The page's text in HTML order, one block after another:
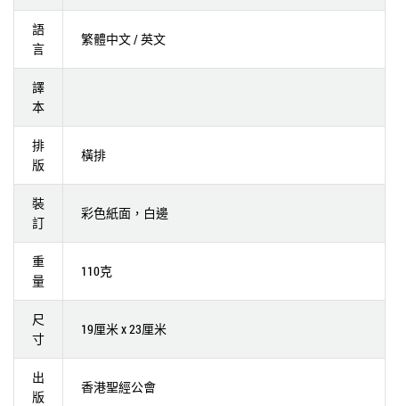
語
言
繁體中文 / 英文
譯
本
排
版
橫排
裝
訂
彩色紙面，白邊
重
量
110克
尺
寸
19厘米 x 23厘米
出
版
香港聖經公會